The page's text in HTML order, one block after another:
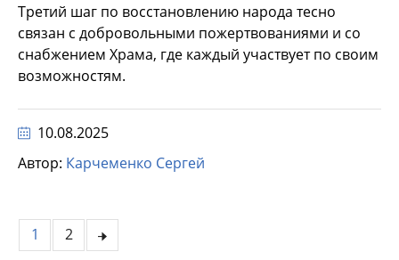
Третий шаг по восстановлению народа тесно
связан с добровольными пожертвованиями и со
снабжением Храма, где каждый участвует по своим
возможностям.
10.08.2025
Автор: Карчеменко Сергей
1 2